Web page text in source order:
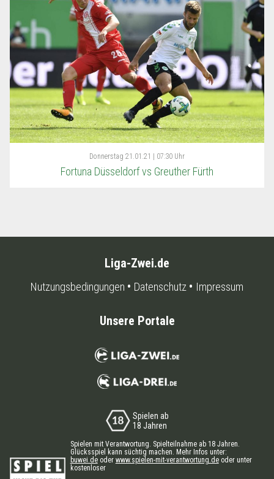
Donnerstag 21.01.21 | 07:30 Uhr
Fortuna Düsseldorf vs Greuther Fürth
Liga-Zwei.de
Nutzungsbedingungen Datenschutz Impressum
Unsere Portale
Spielen ab
18 Jahren
Spielen mit Verantwortung. Spielteilnahme ab 18 Jahren.
Glücksspiel kann süchtig machen. Mehr Infos unter:
buwei.deoder www.spielen-mit-verantwortung.deoder unter
kostenloser